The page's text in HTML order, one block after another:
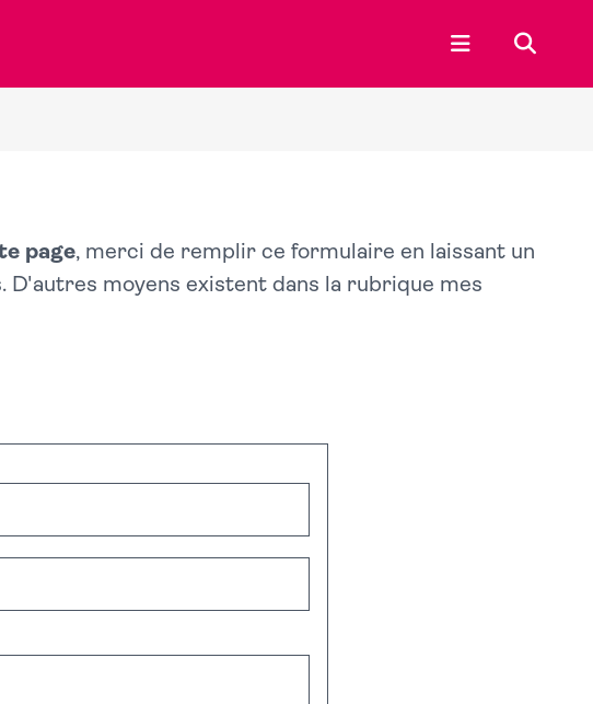
Ouvrir le menu
page, merci de remplir ce formulaire en laissant un
D'autres moyens existent dans la rubrique mes